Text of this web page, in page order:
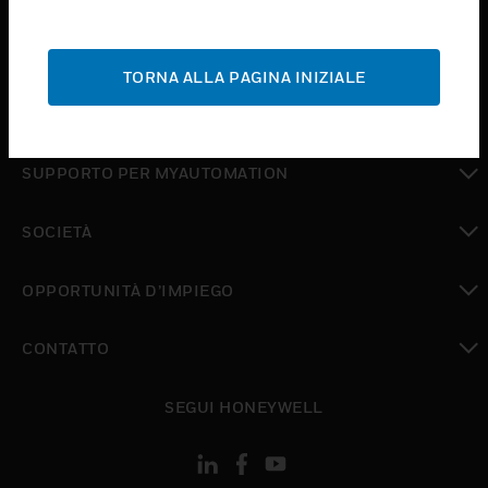
ASSISTENZA
toggle view
toggle view
SUPPORTO PER MYAUTOMATION
SOCIETÀ
OPPORTUNITÀ D’IMPIEGO
CONTATTO
SEGUI HONEYWELL
TORNA ALLA PAGINA INIZIALE